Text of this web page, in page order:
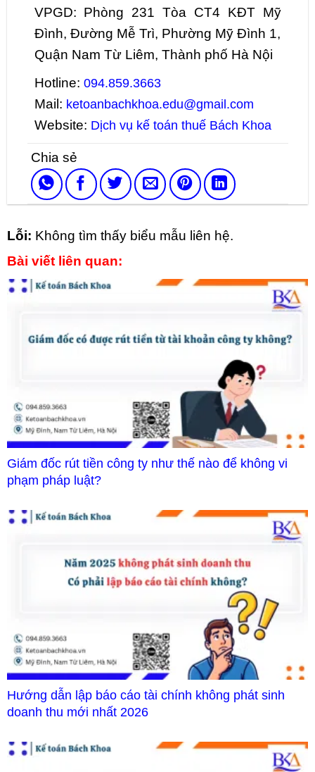
VPGD: Phòng 231 Tòa CT4 KĐT Mỹ
Đình, Đường Mễ Trì, Phường Mỹ Đình 1,
Quận Nam Từ Liêm, Thành phố Hà Nội
Hotline: 094.859.3663
Mail: ketoanbachkhoa.edu@gmail.com
Website: Dịch vụ kế toán thuế Bách Khoa
Lỗi: Không tìm thấy biểu mẫu liên hệ.
Bài viết liên quan:
Giám đốc rút tiền công ty như thế nào để không vi
phạm pháp luật?
Hướng dẫn lập báo cáo tài chính không phát sinh
doanh thu mới nhất 2026